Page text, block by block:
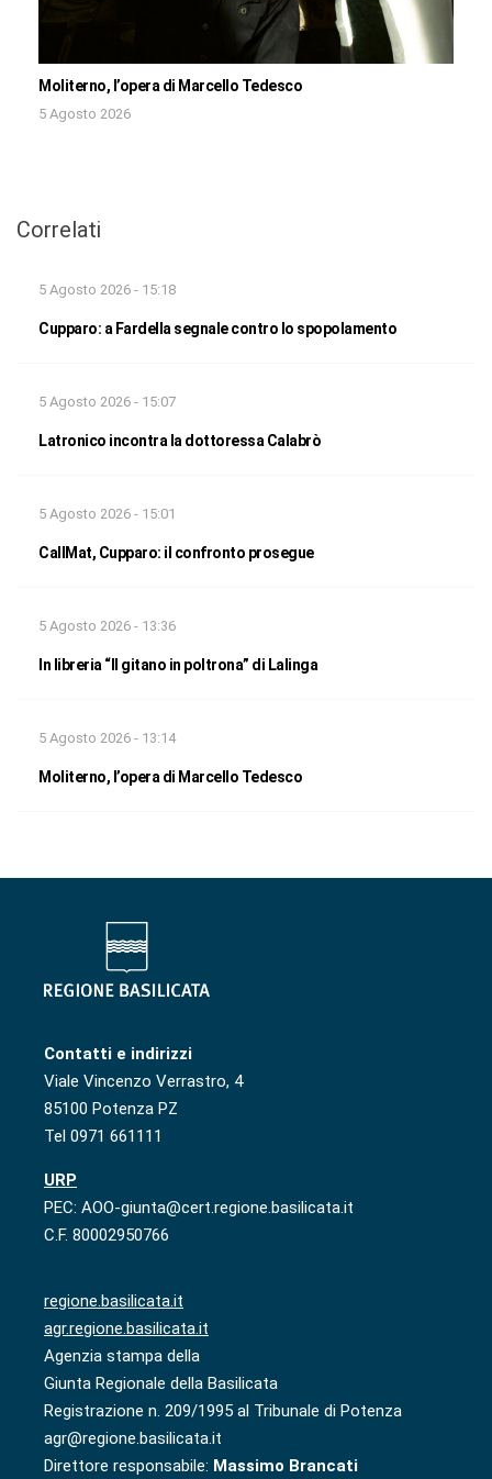
Moliterno, l’opera di Marcello Tedesco
5 Agosto 2026
Correlati
5 Agosto 2026 - 15:18
Cupparo: a Fardella segnale contro lo spopolamento
5 Agosto 2026 - 15:07
Latronico incontra la dottoressa Calabrò
5 Agosto 2026 - 15:01
CallMat, Cupparo: il confronto prosegue
5 Agosto 2026 - 13:36
In libreria “Il gitano in poltrona” di Lalinga
5 Agosto 2026 - 13:14
Moliterno, l’opera di Marcello Tedesco
Contatti e indirizzi
Viale Vincenzo Verrastro, 4
85100 Potenza PZ
Tel 0971 661111
URP
PEC: AOO-giunta@cert.regione.basilicata.it
C.F. 80002950766
regione.basilicata.it
agr.regione.basilicata.it
Agenzia stampa della
Giunta Regionale della Basilicata
Registrazione n. 209/1995 al Tribunale di Potenza
agr@regione.basilicata.it
Direttore responsabile: Massimo Brancati